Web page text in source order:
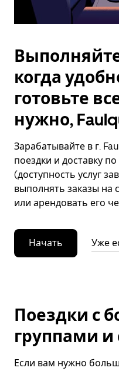
когда
готовьте
нужно,
Зарабатывайте в г.
поездки и доставку
(доступность услуг
выполнять заказы на
или арендовать его
Начать Уже
Поездки с
группами и
Если вам нужно